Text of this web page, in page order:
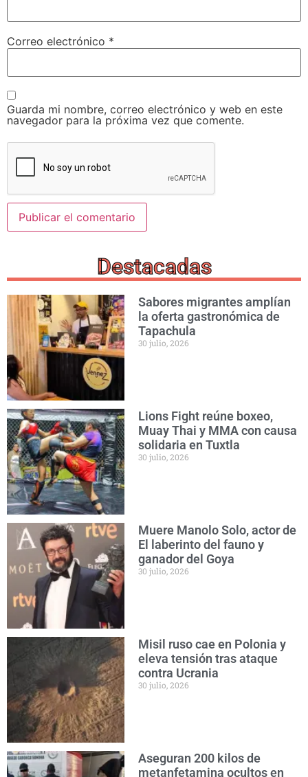
Correo electrónico *
Guarda mi nombre, correo electrónico y web en este
navegador para la próxima vez que comente.
Destacadas
Sabores migrantes amplían
la oferta gastronómica de
Tapachula
30 julio, 2026
Lions Fight reúne boxeo,
Muay Thai y MMA con causa
solidaria en Tuxtla
30 julio, 2026
Muere Manolo Solo, actor de
El laberinto del fauno y
ganador del Goya
30 julio, 2026
Misil ruso cae en Polonia y
eleva tensión tras ataque
contra Ucrania
30 julio, 2026
Aseguran 200 kilos de
metanfetamina ocultos en